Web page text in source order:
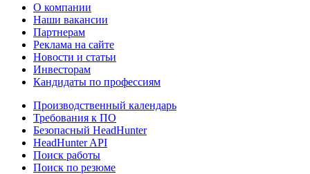
О компании
Наши вакансии
Партнерам
Реклама на сайте
Новости и статьи
Инвесторам
Кандидаты по профессиям
Производственный календарь
Требования к ПО
Безопасный HeadHunter
HeadHunter API
Поиск работы
Поиск по резюме